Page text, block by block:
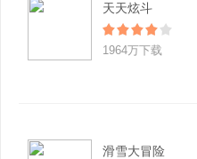
天天炫斗
1964万下载
滑雪大冒险